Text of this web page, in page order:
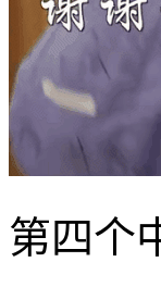
第四个